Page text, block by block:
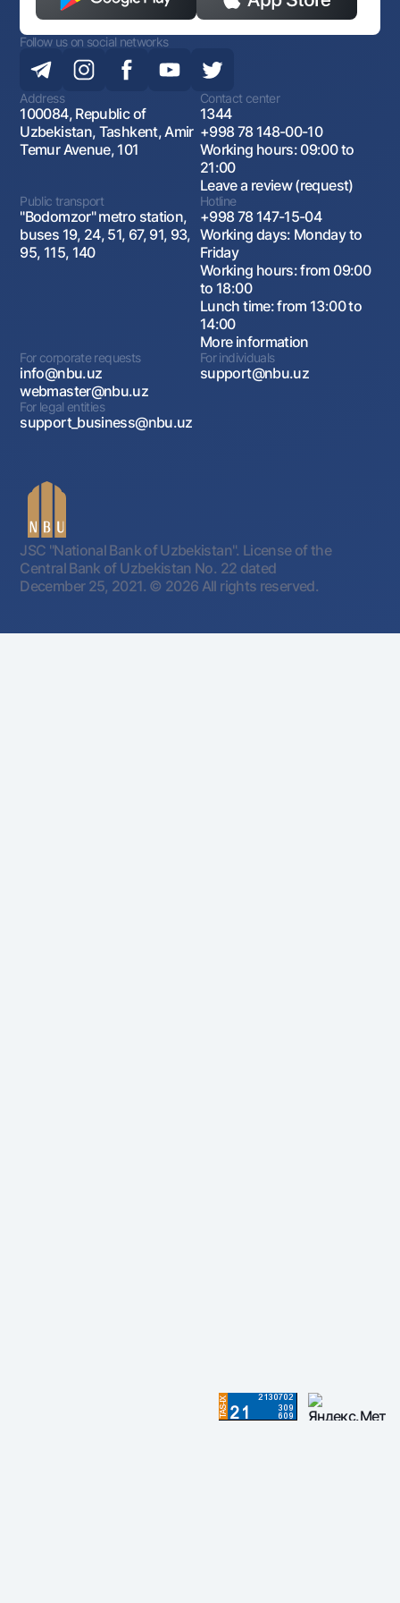
Follow us on social networks
Address
100084, Republic of
Uzbekistan, Tashkent, Amir
Temur Avenue, 101
Contact center
1344
+998 78 148-00-10
Working hours: 09:00 to
21:00
Leave a review (request)
Public transport
"Bodomzor" metro station,
buses 19, 24, 51, 67, 91, 93,
95, 115, 140
Hotline
+998 78 147-15-04
Working days: Monday to
Friday
Working hours: from 09:00
to 18:00
Lunch time: from 13:00 to
14:00
More information
For corporate requests
info@nbu.uz
webmaster@nbu.uz
For individuals
support@nbu.uz
For legal entities
support_business@nbu.uz
JSC "National Bank of Uzbekistan". License of the
Central Bank of Uzbekistan No. 22 dated
December 25, 2021. © 2026 All rights reserved.